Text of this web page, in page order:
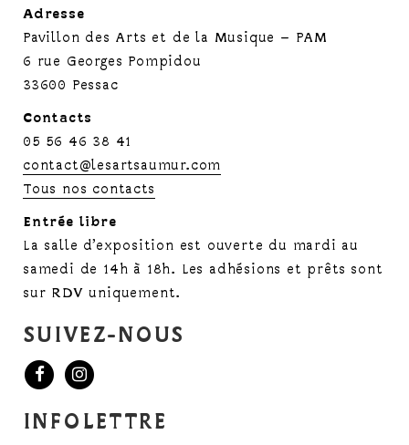
Adresse
Pavillon des Arts et de la Musique – PAM
6 rue Georges Pompidou
33600 Pessac
Contacts
05 56 46 38 41
contact@lesartsaumur.com
Tous nos contacts
Entrée libre
La salle d’exposition est ouverte du mardi au
samedi de 14h à 18h. Les adhésions et prêts sont
sur RDV uniquement.
SUIVEZ-NOUS
INFOLETTRE